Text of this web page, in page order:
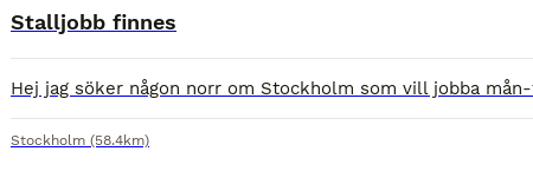
Stalljobb finnes
Stockholm (58.4km)